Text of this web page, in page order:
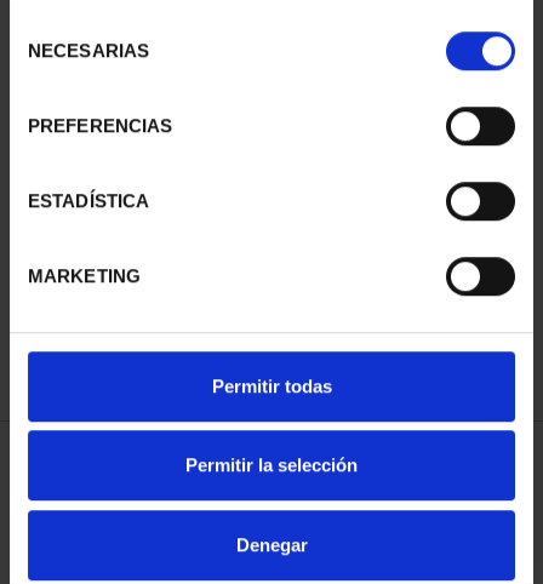
NECESARIAS
PREFERENCIAS
ESTADÍSTICA
MARKETING
Permitir todas
Permitir la selección
Denegar
SUSCRIPCIÓN
949,00 €
registrados
SUSCRIPCIÓN
CAPITALES DE
PROVINCIA 4
949,00 €
registrados